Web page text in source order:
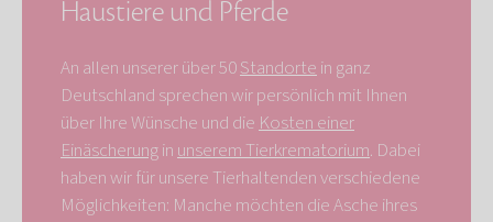
Haustiere und Pferde
An allen unserer über 50Standortein ganz
Deutschland sprechen wir persönlich mit Ihnen
über Ihre Wünsche und dieKosten einer
Einäscherunginunserem Tierkrematorium. Dabei
haben wir für unsere Tierhaltenden verschiedene
Möglichkeiten: Manche möchten die Asche ihres